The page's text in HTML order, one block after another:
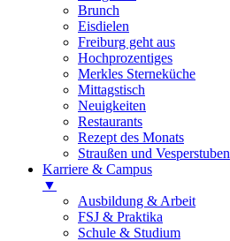
Brunch
Eisdielen
Freiburg geht aus
Hochprozentiges
Merkles Sterneküche
Mittagstisch
Neuigkeiten
Restaurants
Rezept des Monats
Straußen und Vesperstuben
Karriere & Campus
▼
Ausbildung & Arbeit
FSJ & Praktika
Schule & Studium